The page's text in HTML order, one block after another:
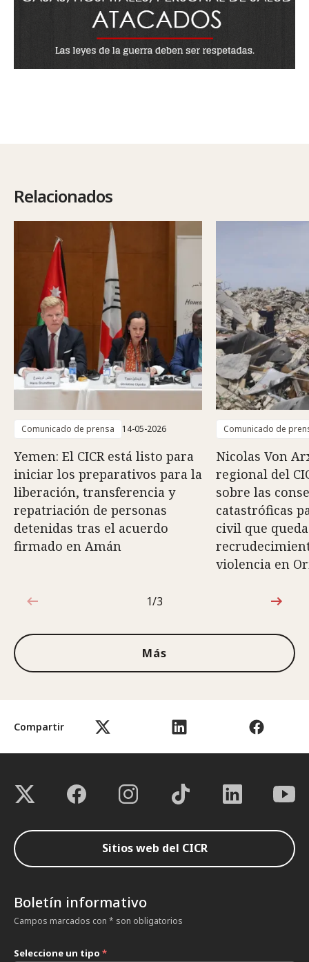
Compartir
Relacionados
Comunicado de prensa 14-05-2026
Yemen: El CICR está listo para
iniciar los preparativos para la
liberación, transferencia y
repatriación de personas
detenidas tras el acuerdo
firmado en Amán
Comunicado de
Nicolas Von
regional del
sobre las
catastróficas
civil que
violencia en
1de3
1/3
Más
Sitios web del CICR
Boletín informativo
Campos marcados con * son obligatorios
Seleccione un tipo *